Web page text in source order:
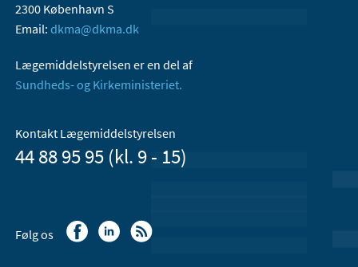
2300 København S
Email: dkma@dkma.dk
Lægemiddelstyrelsen er en del af
Sundheds- og Kirkeministeriet.
Kontakt Lægemiddelstyrelsen
44 88 95 95 (kl. 9 - 15)
Følg os